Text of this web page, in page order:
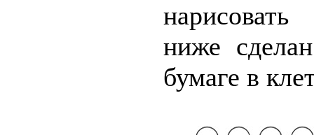
ниже
бумаге в